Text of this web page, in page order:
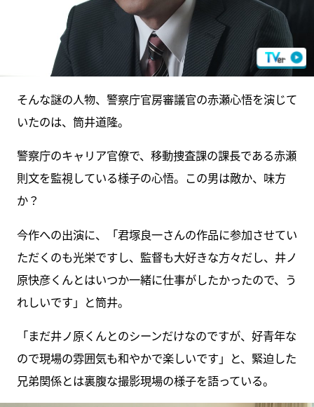
そんな謎の人物、警察庁官房審議官の赤瀬心悟を演じて
いたのは、筒井道隆。
警察庁のキャリア官僚で、移動捜査課の課長である赤瀬
則文を監視している様子の心悟。この男は敵か、味方
か？
今作への出演に、「君塚良一さんの作品に参加させてい
ただくのも光栄ですし、監督も大好きな方々だし、井ノ
原快彦くんとはいつか一緒に仕事がしたかったので、う
れしいです」と筒井。
「まだ井ノ原くんとのシーンだけなのですが、好青年な
ので現場の雰囲気も和やかで楽しいです」と、緊迫した
兄弟関係とは裏腹な撮影現場の様子を語っている。